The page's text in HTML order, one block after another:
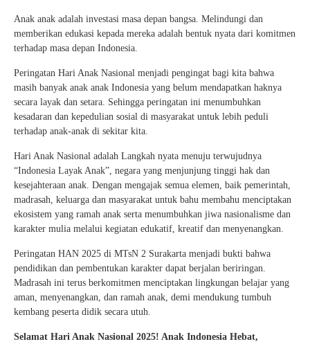
Anak anak adalah investasi masa depan bangsa. Melindungi dan
memberikan edukasi kepada mereka adalah bentuk nyata dari komitmen
terhadap masa depan Indonesia.
Peringatan Hari Anak Nasional menjadi pengingat bagi kita bahwa
masih banyak anak anak Indonesia yang belum mendapatkan haknya
secara layak dan setara. Sehingga peringatan ini menumbuhkan
kesadaran dan kepedulian sosial di masyarakat untuk lebih peduli
terhadap anak-anak di sekitar kita.
Hari Anak Nasional adalah Langkah nyata menuju terwujudnya
“Indonesia Layak Anak”, negara yang menjunjung tinggi hak dan
kesejahteraan anak. Dengan mengajak semua elemen, baik pemerintah,
madrasah, keluarga dan masyarakat untuk bahu membahu menciptakan
ekosistem yang ramah anak serta menumbuhkan jiwa nasionalisme dan
karakter mulia melalui kegiatan edukatif, kreatif dan menyenangkan.
Peringatan HAN 2025 di MTsN 2 Surakarta menjadi bukti bahwa
pendidikan dan pembentukan karakter dapat berjalan beriringan.
Madrasah ini terus berkomitmen menciptakan lingkungan belajar yang
aman, menyenangkan, dan ramah anak, demi mendukung tumbuh
kembang peserta didik secara utuh.
Selamat Hari Anak Nasional 2025! Anak Indonesia Hebat,